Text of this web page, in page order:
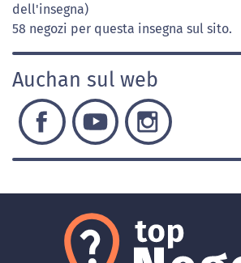
dell'insegna)
58 negozi per questa insegna sul sito.
Auchan sul web